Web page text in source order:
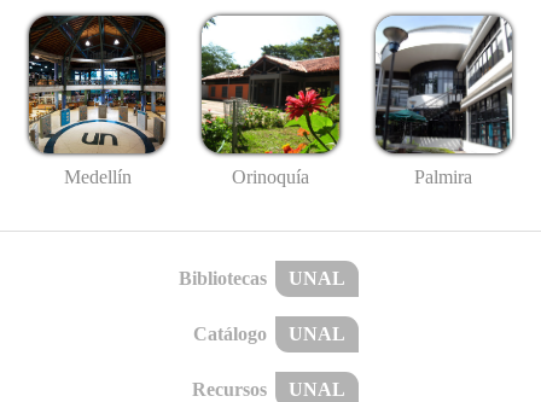
Medellín Orinoquía Palmira
Bibliotecas UNAL
Catálogo UNAL
Recursos UNAL